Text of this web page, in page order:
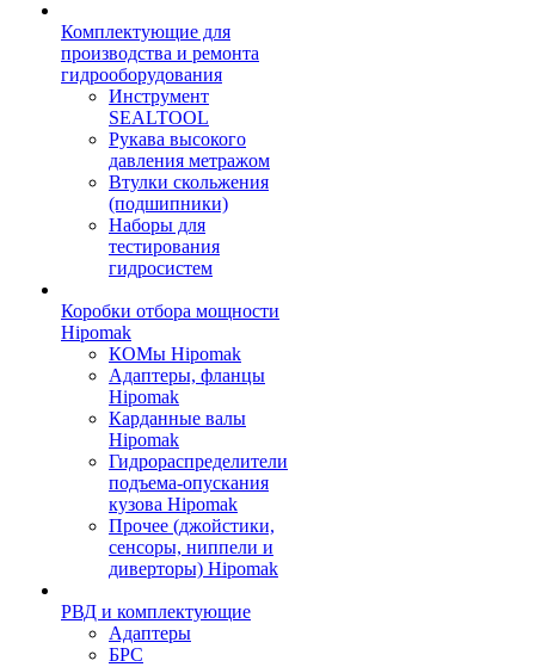
Комплектующие для
производства и ремонта
гидрооборудования
Инструмент
SEALTOOL
Рукава высокого
давления метражом
Втулки скольжения
(подшипники)
Наборы для
тестирования
гидросистем
Коробки отбора мощности
Hipomak
КОМы Hipomak
Адаптеры, фланцы
Hipomak
Карданные валы
Hipomak
Гидрораспределители
подъема-опускания
кузова Hipomak
Прочее (джойстики,
сенсоры, ниппели и
диверторы) Hipomak
РВД и комплектующие
Адаптеры
БРС